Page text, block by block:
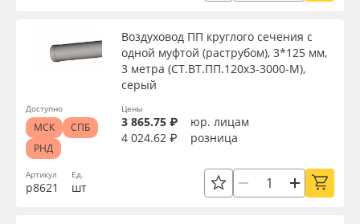
Артикул
р8621
Воздуховод ПП круглого сечения с
одной муфтой (раструбом), 3*125 мм,
3 метра (СТ.ВТ.ПП.120х3-3000-М),
серый
Ед.
шт
Цены
3 865.75 ₽
юр. лицам
4 024.62 ₽
розница
Доступно
МСК
СПБ
РНД